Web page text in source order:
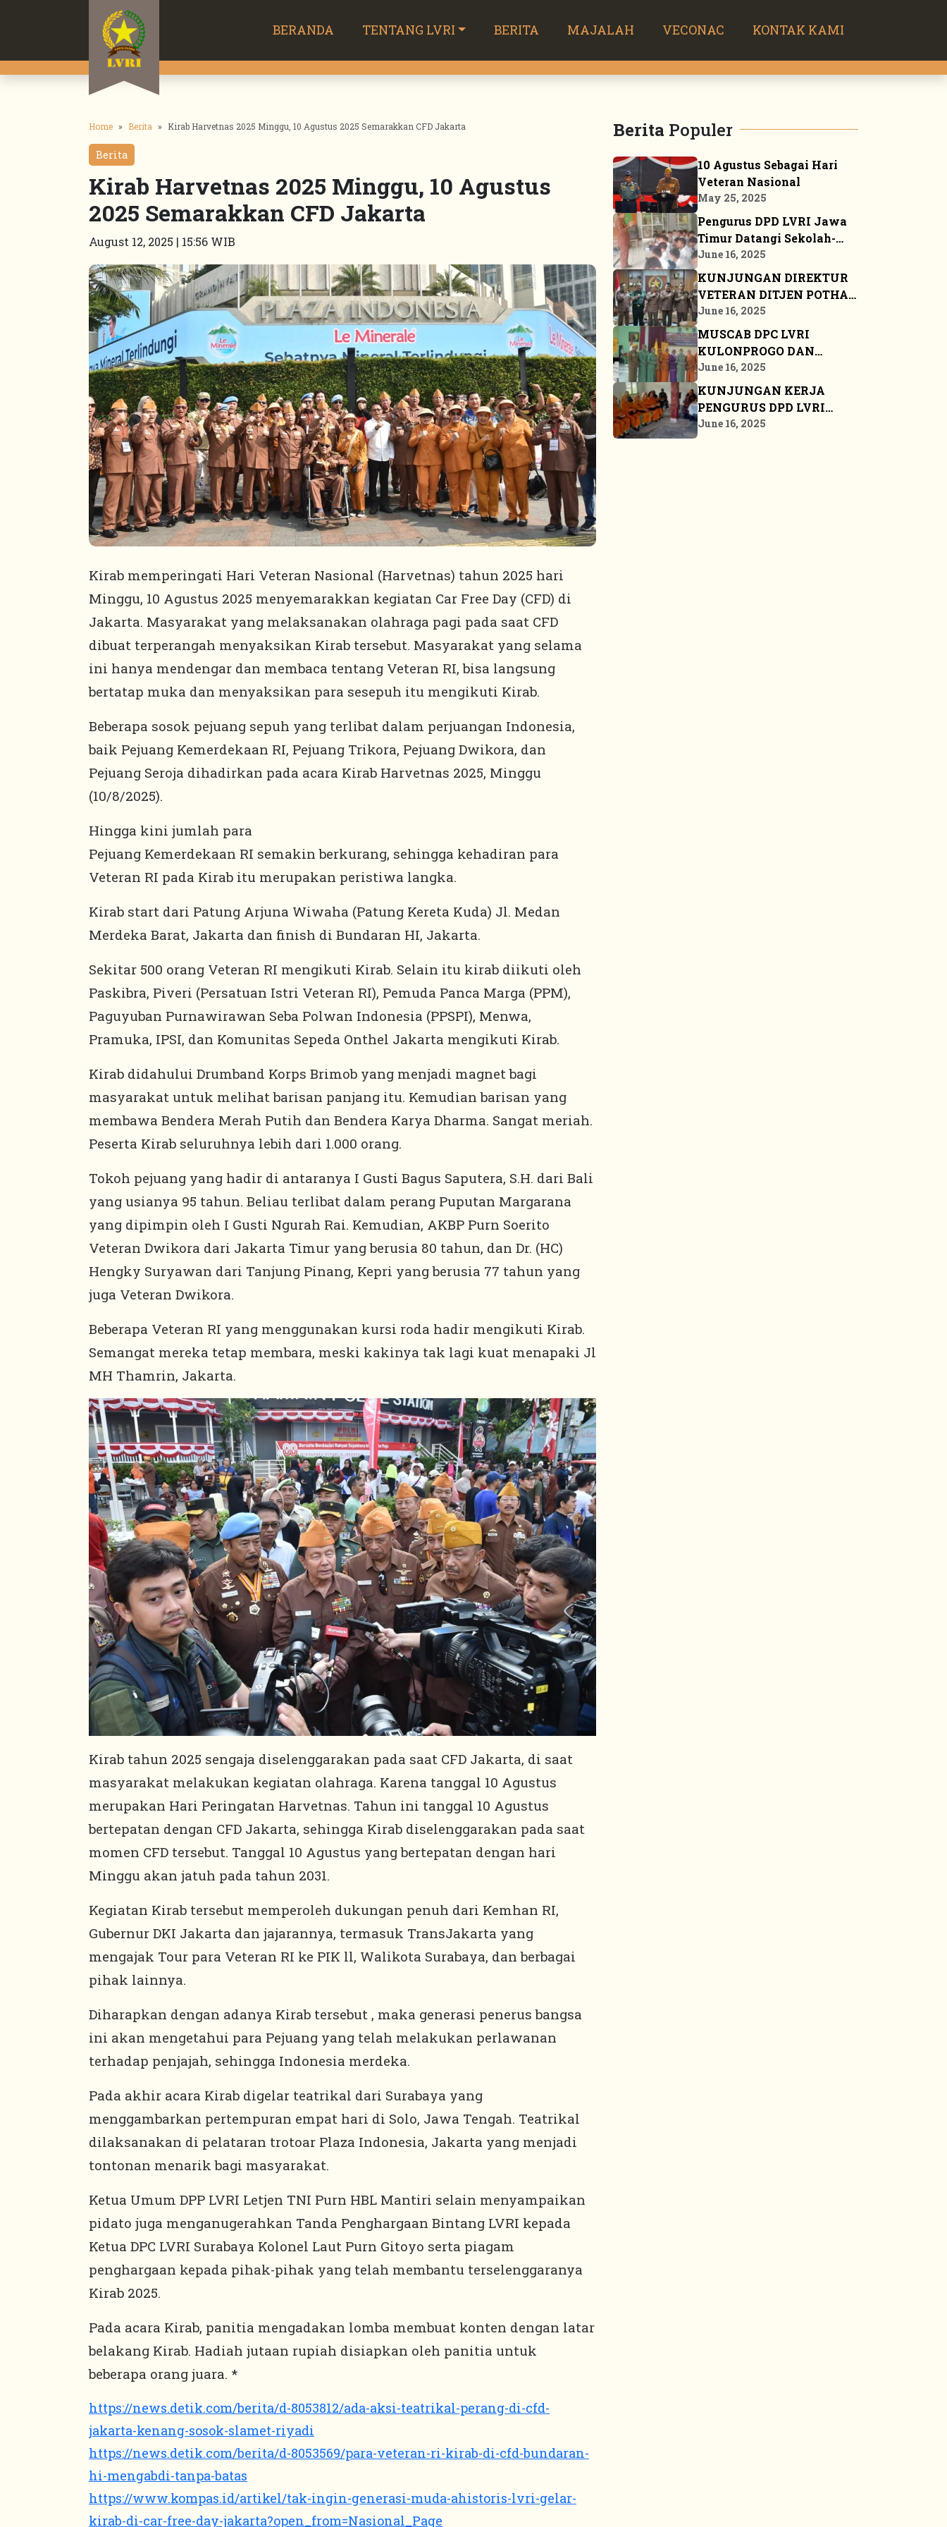
BERANDA TENTANG LVRI BERITA MAJALAH VECONAC KONTAK KAMI
Home Berita Kirab Harvetnas 2025 Minggu, 10 Agustus 2025 Semarakkan CFD Jakarta
Berita
Kirab Harvetnas 2025 Minggu, 10 Agustus
2025 Semarakkan CFD Jakarta
August 12, 2025 | 15:56 WIB
Kirab memperingati Hari Veteran Nasional (Harvetnas) tahun 2025 hari
Minggu, 10 Agustus 2025 menyemarakkan kegiatan Car Free Day (CFD) di
Jakarta. Masyarakat yang melaksanakan olahraga pagi pada saat CFD
dibuat terperangah menyaksikan Kirab tersebut. Masyarakat yang selama
ini hanya mendengar dan membaca tentang Veteran RI, bisa langsung
bertatap muka dan menyaksikan para sesepuh itu mengikuti Kirab.
Beberapa sosok pejuang sepuh yang terlibat dalam perjuangan Indonesia,
baik Pejuang Kemerdekaan RI, Pejuang Trikora, Pejuang Dwikora, dan
Pejuang Seroja dihadirkan pada acara Kirab Harvetnas 2025, Minggu
(10/8/2025).
Hingga kini jumlah para
Pejuang Kemerdekaan RI semakin berkurang, sehingga kehadiran para
Veteran RI pada Kirab itu merupakan peristiwa langka.
Kirab start dari Patung Arjuna Wiwaha (Patung Kereta Kuda) Jl. Medan
Merdeka Barat, Jakarta dan finish di Bundaran HI, Jakarta.
Sekitar 500 orang Veteran RI mengikuti Kirab. Selain itu kirab diikuti oleh
Paskibra, Piveri (Persatuan Istri Veteran RI), Pemuda Panca Marga (PPM),
Paguyuban Purnawirawan Seba Polwan Indonesia (PPSPI), Menwa,
Pramuka, IPSI, dan Komunitas Sepeda Onthel Jakarta mengikuti Kirab.
Kirab didahului Drumband Korps Brimob yang menjadi magnet bagi
masyarakat untuk melihat barisan panjang itu. Kemudian barisan yang
membawa Bendera Merah Putih dan Bendera Karya Dharma. Sangat meriah.
Peserta Kirab seluruhnya lebih dari 1.000 orang.
Tokoh pejuang yang hadir di antaranya I Gusti Bagus Saputera, S.H. dari Bali
yang usianya 95 tahun. Beliau terlibat dalam perang Puputan Margarana
yang dipimpin oleh I Gusti Ngurah Rai. Kemudian, AKBP Purn Soerito
Veteran Dwikora dari Jakarta Timur yang berusia 80 tahun, dan Dr. (HC)
Hengky Suryawan dari Tanjung Pinang, Kepri yang berusia 77 tahun yang
juga Veteran Dwikora.
Beberapa Veteran RI yang menggunakan kursi roda hadir mengikuti Kirab.
Semangat mereka tetap membara, meski kakinya tak lagi kuat menapaki Jl
MH Thamrin, Jakarta.
Kirab tahun 2025 sengaja diselenggarakan pada saat CFD Jakarta, di saat
masyarakat melakukan kegiatan olahraga. Karena tanggal 10 Agustus
merupakan Hari Peringatan Harvetnas. Tahun ini tanggal 10 Agustus
bertepatan dengan CFD Jakarta, sehingga Kirab diselenggarakan pada saat
momen CFD tersebut. Tanggal 10 Agustus yang bertepatan dengan hari
Minggu akan jatuh pada tahun 2031.
Kegiatan Kirab tersebut memperoleh dukungan penuh dari Kemhan RI,
Gubernur DKI Jakarta dan jajarannya, termasuk TransJakarta yang
mengajak Tour para Veteran RI ke PIK ll, Walikota Surabaya, dan berbagai
pihak lainnya.
Diharapkan dengan adanya Kirab tersebut , maka generasi penerus bangsa
ini akan mengetahui para Pejuang yang telah melakukan perlawanan
terhadap penjajah, sehingga Indonesia merdeka.
Pada akhir acara Kirab digelar teatrikal dari Surabaya yang
menggambarkan pertempuran empat hari di Solo, Jawa Tengah. Teatrikal
dilaksanakan di pelataran trotoar Plaza Indonesia, Jakarta yang menjadi
tontonan menarik bagi masyarakat.
Ketua Umum DPP LVRI Letjen TNI Purn HBL Mantiri selain menyampaikan
pidato juga menganugerahkan Tanda Penghargaan Bintang LVRI kepada
Ketua DPC LVRI Surabaya Kolonel Laut Purn Gitoyo serta piagam
penghargaan kepada pihak-pihak yang telah membantu terselenggaranya
Kirab 2025.
Pada acara Kirab, panitia mengadakan lomba membuat konten dengan latar
belakang Kirab. Hadiah jutaan rupiah disiapkan oleh panitia untuk
beberapa orang juara. *
https://news.detik.com/berita/d-8053812/ada-aksi-teatrikal-perang-di-cfd-
jakarta-kenang-sosok-slamet-riyadi
Kirab
2025
Minggu,
https://news.detik.com/berita/d-8053569/para-veteran-ri-kirab-di-cfd-bundaran-
hi-mengabdi-tanpa-batas
Kirab
Harvetnas
https://www.kompas.id/artikel/tak-ingin-generasi-muda-ahistoris-lvri-gelar-
kirab-di-car-free-day-jakarta?open_from=Nasional_Page
Berita Populer
10 Agustus Sebagai Hari
Veteran Nasional
May 25, 2025
Pengurus DPD LVRI Jawa
Timur Datangi Sekolah-
sekolah Sosialisasikan
JSN ’45
June 16, 2025
KUNJUNGAN DIREKTUR
VETERAN DITJEN POTHAN
KE MARKAS BESAR DPP
LVRI
June 16, 2025
MUSCAB DPC LVRI
KULONPROGO DAN
BANGKALAN
June 16, 2025
KUNJUNGAN KERJA
PENGURUS DPD LVRI
PROPINSI KEPULAUAN
June 16, 2025